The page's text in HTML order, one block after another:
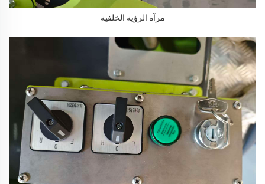
مرآة الرؤية الخلفية